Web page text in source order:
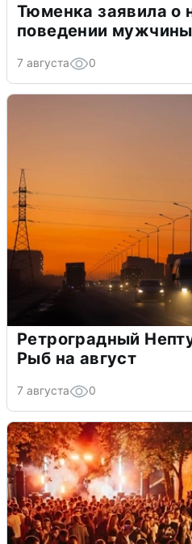
Тюменка заявила о
поведении
7 августа 0
Ретроградный
Рыб на август
7 августа 0